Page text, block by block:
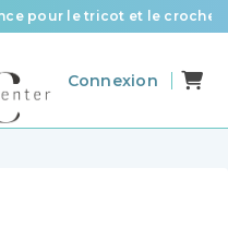
pour le tricot et le crochet
Connexion